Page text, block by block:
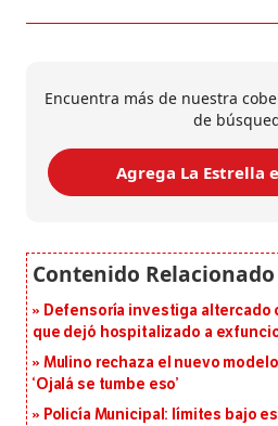
Encuentra más de nuestra
de
Agrega La Estrella
Defensoría investiga altercado
que dejó hospitalizado a
Mulino rechaza el nuevo
‘Ojalá se tumbe eso’
Policía Municipal: límites bajo